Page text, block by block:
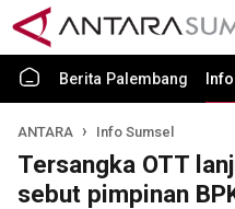
Berita Palembang
ANTARA Info Sumsel
Tersangka OTT
sebut pimpinan